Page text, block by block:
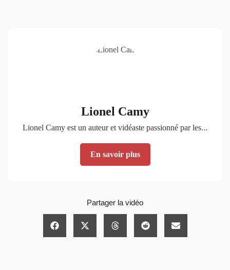
Lionel Camy
Lionel Camy est un auteur et vidéaste passionné par les...
En savoir plus
Partager la vidéo